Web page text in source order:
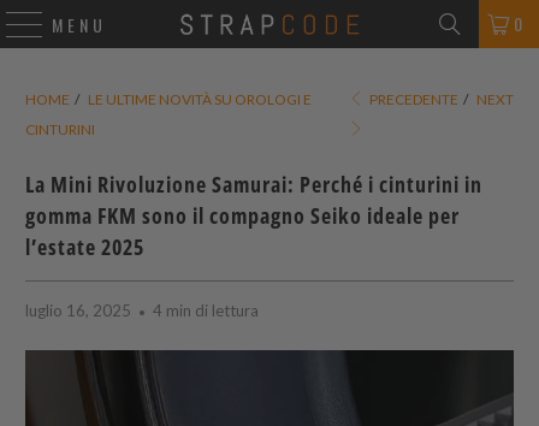
MENU 0
HOME / LE ULTIME NOVITÀ SU OROLOGI E
CINTURINI
PRECEDENTE / NEXT
La Mini Rivoluzione Samurai: Perché i cinturini in
gomma FKM sono il compagno Seiko ideale per
l’estate 2025
luglio 16, 2025 4 min di lettura